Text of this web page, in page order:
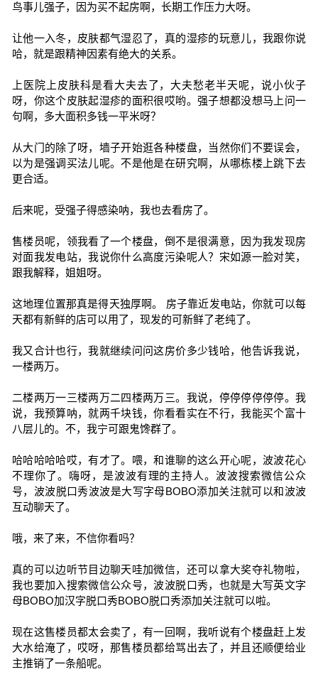
鸟事儿强子，因为买不起房啊，长期工作压力大呀。
让他一入冬，皮肤都气湿忍了，真的湿疹的玩意儿，我跟你说
哈，就是跟精神因素有绝大的关系。
上医院上皮肤科是看大夫去了，大夫愁老半天呢，说小伙子
呀，你这个皮肤起湿疹的面积很哎哟。强子想都没想马上问一
句啊，多大面积多钱一平米呀？
从大门的除了呀，墙子开始逛各种楼盘，当然你们不要误会，
以为是强调买法儿呢。不是他是在研究啊，从哪栋楼上跳下去
更合适。
后来呢，受强子得感染呐，我也去看房了。
售楼员呢，领我看了一个楼盘，倒不是很满意，因为我发现房
对面我发电站，我说你什么高度污染呢人？宋如源一脸对笑，
跟我解释，姐姐呀。
这地理位置那真是得天独厚啊。 房子靠近发电站，你就可以每
天都有新鲜的店可以用了，现发的可新鲜了老纯了。
我又合计也行，我就继续问问这房价多少钱哈，他告诉我说，
一楼两万。
二楼两万一三楼两万二四楼两万三。我说，停停停停停停。我
说，我预算呐，就两千块钱，你看看实在不行，我能买个富十
八层儿的。不，我宁可跟鬼馋群了。
哈哈哈哈哈哎，有才了。喂，和谁聊的这么开心呢，波波花心
不理你了。嗨呀，是波波有理的主持人。波波搜索微信公众
号，波波脱口秀波波是大写字母BOBO添加关注就可以和波波
互动聊天了。
哦，来了来，不信你看吗？
真的可以边听节目边聊天哇加微信，还可以拿大奖夺礼物啦，
我也要加入搜索微信公众号，波波脱口秀，也就是大写英文字
母BOBO加汉字脱口秀BOBO脱口秀添加关注就可以啦。
现在这售楼员都太会卖了，有一回啊，我听说有个楼盘赶上发
大水给淹了，哎呀，那售楼员都给骂出去了，并且还顺便给业
主推销了一条船呢。